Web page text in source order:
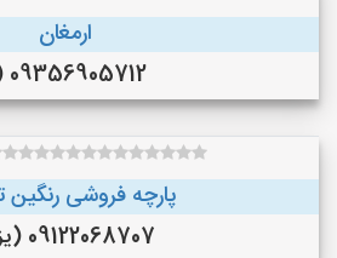
ارمغان
09356905712 ()
پارچه فروشی رنگین
09122068707 (یزد)